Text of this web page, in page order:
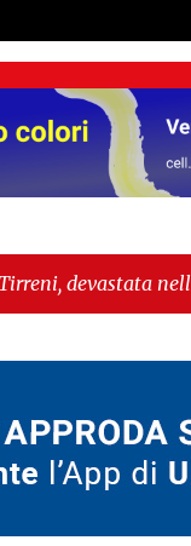
nella notte la
sociali e